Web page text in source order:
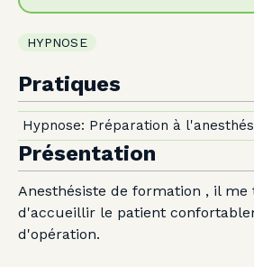
HYPNOSE
Pratiques
Hypnose: Préparation à
Présentation
Anesthésiste de formation , il
d'accueillir le patient
d'opération.